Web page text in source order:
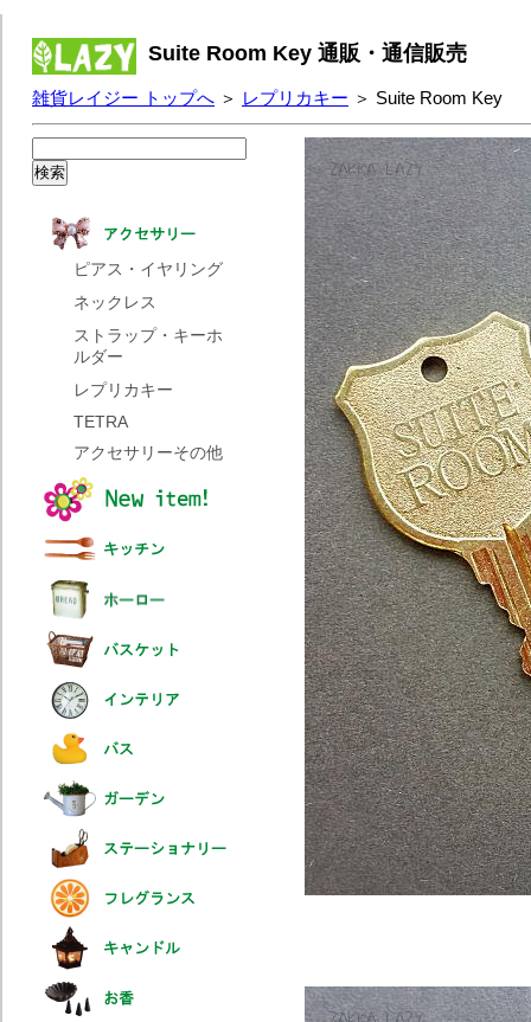
Suite Room Key 通販・通信販売
雑貨レイジー トップへ ＞ レプリカキー ＞ Suite Room Key
ピアス・イヤリング
ネックレス
ストラップ・キーホ
ルダー
レプリカキー
TETRA
アクセサリーその他